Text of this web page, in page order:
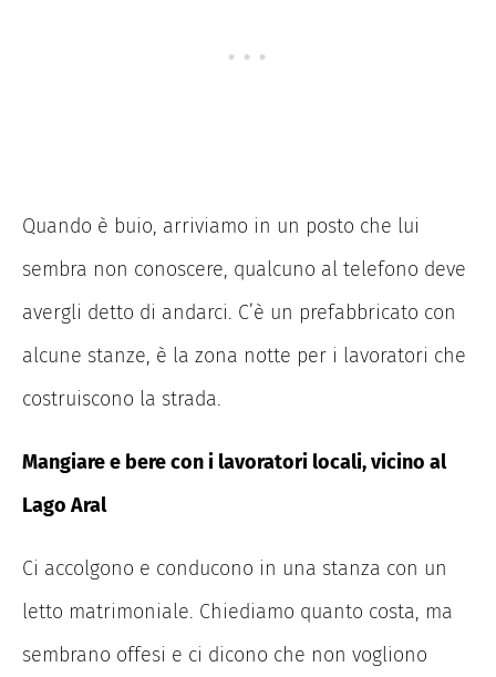
Quando è buio, arriviamo in un posto che lui
sembra non conoscere, qualcuno al telefono deve
avergli detto di andarci. C’è un prefabbricato con
alcune stanze, è la zona notte per i lavoratori che
costruiscono la strada.
Mangiare e bere con i lavoratori locali, vicino al
Lago Aral
Ci accolgono e conducono in una stanza con un
letto matrimoniale. Chiediamo quanto costa, ma
sembrano offesi e ci dicono che non vogliono